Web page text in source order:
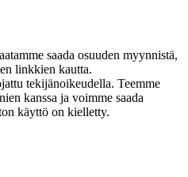
saada osuuden myynnistä,
linkkien kautta.
tekijänoikeudella. Teemme
kanssa ja voimme saada
käyttö on kielletty.